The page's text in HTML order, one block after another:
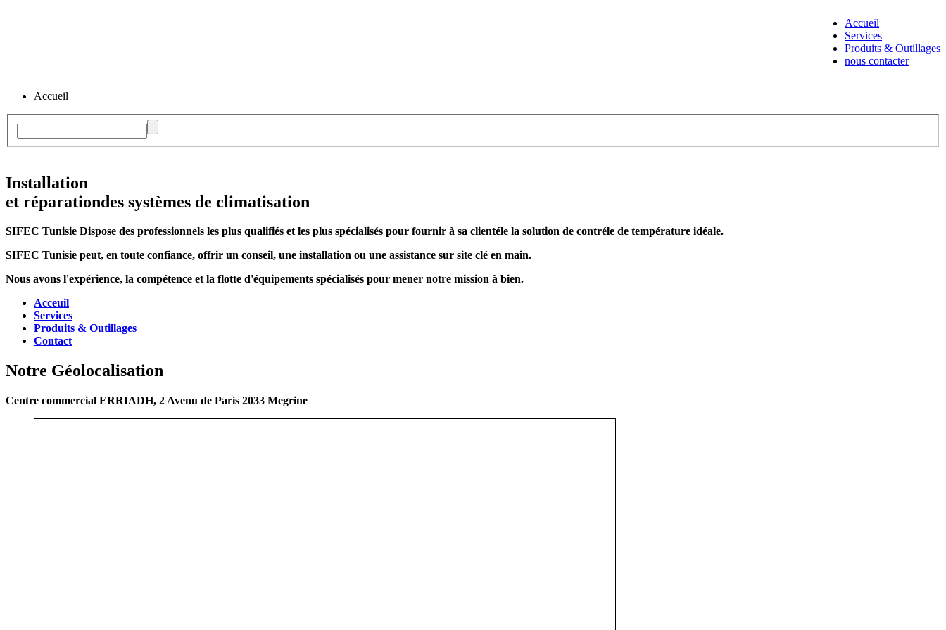
Accueil
Services
Produits & Outillages
nous contacter
Accueil
Installation
et réparationdes systèmes de climatisation
SIFEC Tunisie Dispose des professionnels les plus qualifiés et les plus spécialisés pour fournir à sa clientéle la solution de contréle de température idéale.
SIFEC Tunisie peut, en toute confiance, offrir un conseil, une installation ou une assistance sur site clé en main.
Nous avons l'expérience, la compétence et la flotte d'équipements spécialisés pour mener notre mission à bien.
Acceuil
Services
Produits & Outillages
Contact
Notre Géolocalisation
Centre commercial ERRIADH, 2 Avenu de Paris 2033 Megrine